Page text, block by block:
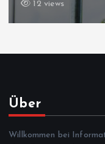
12 views
Über
Willkommen bei